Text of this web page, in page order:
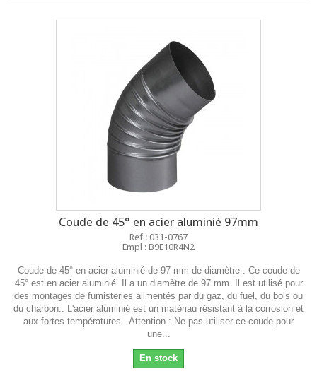
Coude de 45° en acier aluminié 97mm
Ref : 031-0767
Empl : B9E10R4N2
Coude de 45° en acier aluminié de 97 mm de diamètre . Ce coude de
45° est en acier aluminié. Il a un diamètre de 97 mm. Il est utilisé pour
des montages de fumisteries alimentés par du gaz, du fuel, du bois ou
du charbon.. L'acier aluminié est un matériau résistant à la corrosion et
aux fortes températures.. Attention : Ne pas utiliser ce coude pour
une...
En stock